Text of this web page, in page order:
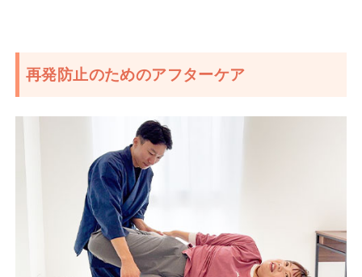
再発防止のためのアフターケア